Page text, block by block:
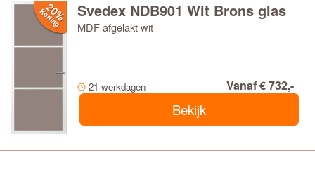
Svedex NDB901 Wit Brons glas
MDF afgelakt wit
21 werkdagen Vanaf € 732,-
Bekijk